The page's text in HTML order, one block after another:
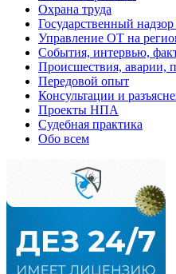
Охрана труда
Государственный
Управление ОТ на
События, интервью,
Происшествия, аварии,
Передовой опыт
Консультации и
Проекты НПА
Судебная практика
Обо всем